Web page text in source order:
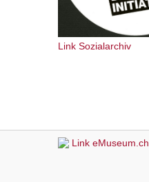
Link Sozialarchiv
Link eMuseum.ch